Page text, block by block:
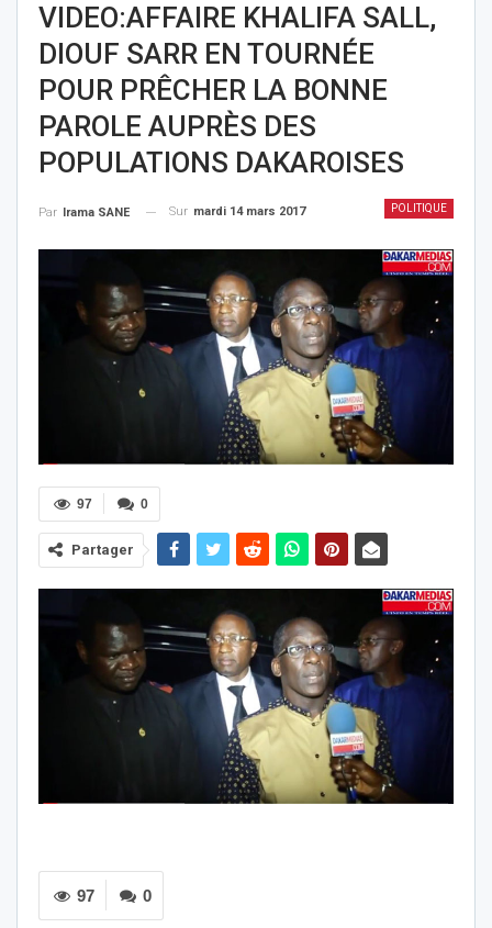
VIDEO:AFFAIRE KHALIFA SALL,
DIOUF SARR EN TOURNÉE
POUR PRÊCHER LA BONNE
PAROLE AUPRÈS DES
POPULATIONS DAKAROISES
POLITIQUE
Par Irama SANE Sur mardi 14 mars 2017
0
97
Partager
0
97